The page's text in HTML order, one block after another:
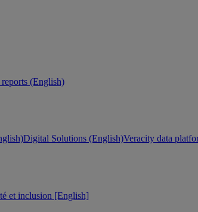
(English)
Digital Solutions (English)Veracity data
et inclusion [English]